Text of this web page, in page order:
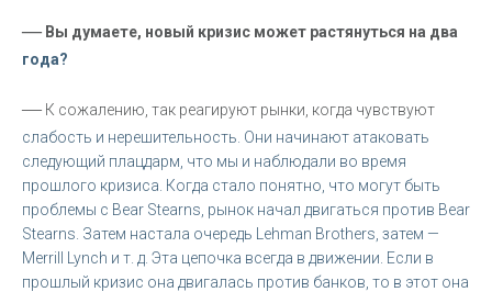
— Вы думаете, новый кризис может растянуться на два
года?
— К сожалению, так реагируют рынки, когда чувствуют
слабость и нерешительность. Они начинают атаковать
следующий плацдарм, что мы и наблюдали во время
прошлого кризиса. Когда стало понятно, что могут быть
проблемы с Bear Stearns, рынок начал двигаться против Bear
Stearns. Затем настала очередь Lehman Brothers, затем —
Merrill Lynch и т. д. Эта цепочка всегда в движении. Если в
прошлый кризис она двигалась против банков, то в этот она